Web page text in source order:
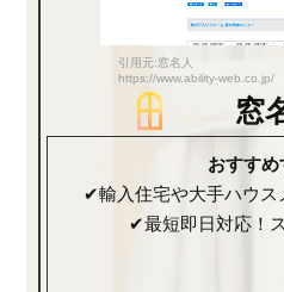
引用元:窓名人
https://www.ability-web.co.jp/
窓
おすすめ
✔輸入住宅や大手ハウス
✔最短即日対応！